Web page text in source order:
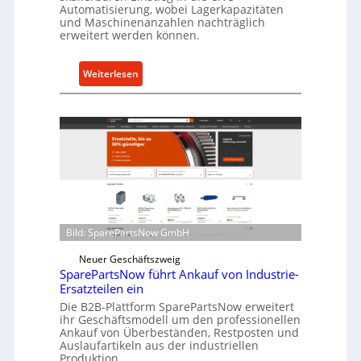
s
c
u
t
f
ü
r
i
d
i
r
t
e
A
n
t
Automatisierung, wobei Lagerkapazitäten
und Maschinenanzahlen nachträglich
erweitert werden können.
Weiterlesen:
C
l
l
n
t
w
i
c
k
e
l
t
Bild: SparePartsNow GmbH
Neuer Geschäftszweig
SparePartsNow führt Ankauf von Industrie-
Ersatzteilen ein
Die B2B-Plattform SparePartsNow erweitert
ihr Geschäftsmodell um den professionellen
Ankauf von Überbeständen, Restposten und
Auslaufartikeln aus der industriellen